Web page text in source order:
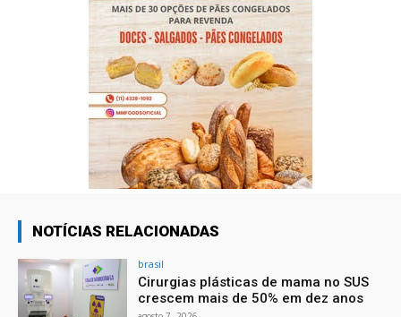
NOTÍCIAS RELACIONADAS
brasil
Cirurgias plásticas de mama no SUS
crescem mais de 50% em dez anos